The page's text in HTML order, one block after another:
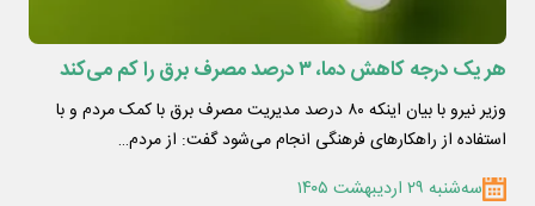
هر یک درجه کاهش دما، ۳ درصد مصرف برق را کم می‌کند
وزیر نیرو با بیان اینکه ۸۰ درصد مدیریت مصرف برق با کمک مردم و با
استفاده از راهکارهای فرهنگی انجام می‌شود گفت: از مردم…
سه‌شنبه ۲۹ اردیبهشت ۱۴۰۵